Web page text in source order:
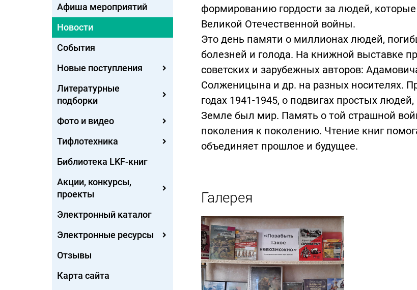
Афиша мероприятий
Новости
События
Новые поступления
Литературные
подборки
Фото и видео
Тифлотехника
Библиотека LKF-книг
Акции, конкурсы,
проекты
Электронный каталог
Электронные ресурсы
Отзывы
Карта сайта
формированию гордости за людей,
Великой Отечественной войны.
Это день памяти о миллионах людей,
болезней и голода. На книжной выставке
советских и зарубежных авторов:
Солженицына и др. на разных носителях.
годах 1941-1945, о подвигах простых
Земле был мир. Память о той страшной
поколения к поколению. Чтение книг
объединяет прошлое и будущее.
Галерея